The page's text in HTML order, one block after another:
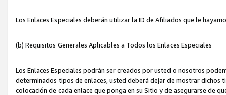
Los Enlaces Especiales deberán utilizar la ID de Afiliados que le
(b) Requisitos Generales Aplicables a Todos los Enlaces Especiales
Los Enlaces Especiales podrán ser creados por usted o nosotros
determinados tipos de enlaces, usted deberá dejar de mostrar dichos
colocación de cada enlace que ponga en su Sitio y de asegurarse de